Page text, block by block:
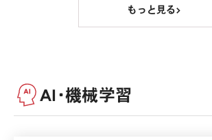
もっと見る
AI・機械学習